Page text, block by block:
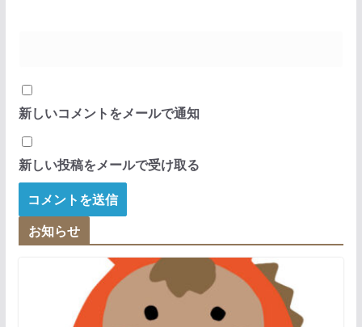
新しいコメントをメールで通知
新しい投稿をメールで受け取る
お知らせ